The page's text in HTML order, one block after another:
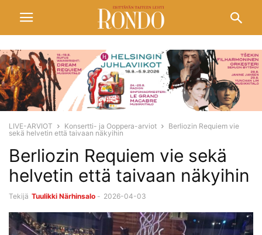
LIVE-ARVIOT Konsertti- ja Ooppera-arviot
Berliozin Requiem vie
sekä helvetin että taivaan näkyihin
Berliozin Requiem vie sekä
helvetin että taivaan näkyihin
Tekijä Tuulikki Närhinsalo - 2026-04-03